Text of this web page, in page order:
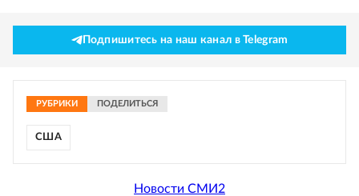
Подпишитесь на наш канал в Telegram
РУБРИКИ ПОДЕЛИТЬСЯ
США
Новости СМИ2